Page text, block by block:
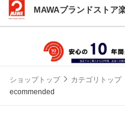
MAWAブランドストア
ショップトップ カテゴリトップ
ecommended